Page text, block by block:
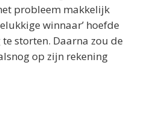
probleem makkelijk
winnaar’ hoefde
storten. Daarna zou de
op zijn rekening